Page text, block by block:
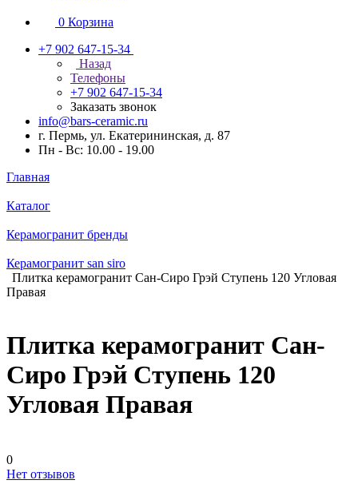
0 Корзина
+7 902 647-15-34
Назад
Телефоны
+7 902 647-15-34
Заказать звонок
info@bars-ceramic.ru
г. Пермь, ул. Екатерининская, д. 87
Пн - Вс: 10.00 - 19.00
Главная
Каталог
Керамогранит бренды
Керамогранит san siro
Плитка керамогранит Сан-Сиро Грэй Ступень 120 Угловая
Правая
Плитка керамогранит Сан-
Сиро Грэй Ступень 120
Угловая Правая
0
Нет отзывов